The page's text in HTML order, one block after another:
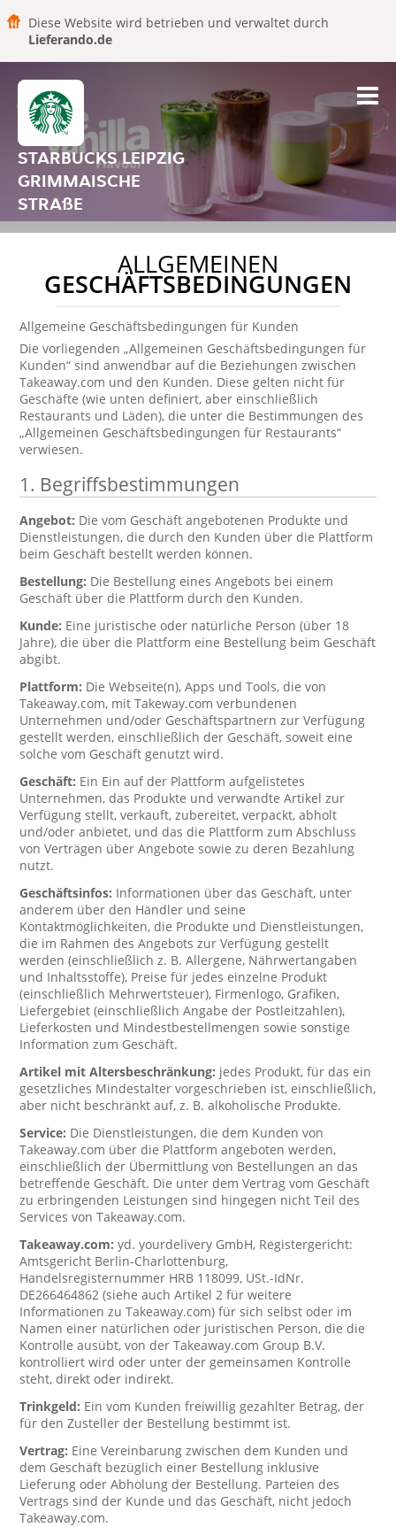
Diese Website wird betrieben und verwaltet durch
Lieferando.de
STARBUCKS LEIPZIG
GRIMMAISCHE
STRAßE
ALLGEMEINEN
GESCHÄFTSBEDINGUNGEN
Allgemeine Geschäftsbedingungen für Kunden
Die vorliegenden „Allgemeinen Geschäftsbedingungen für
Kunden“ sind anwendbar auf die Beziehungen zwischen
Takeaway.com und den Kunden. Diese gelten nicht für
Geschäfte (wie unten definiert, aber einschließlich
Restaurants und Läden), die unter die Bestimmungen des
„Allgemeinen Geschäftsbedingungen für Restaurants“
verwiesen.
1. Begriffsbestimmungen
Angebot: Die vom Geschäft angebotenen Produkte und
Dienstleistungen, die durch den Kunden über die Plattform
beim Geschäft bestellt werden können.
Bestellung: Die Bestellung eines Angebots bei einem
Geschäft über die Plattform durch den Kunden.
Kunde: Eine juristische oder natürliche Person (über 18
Jahre), die über die Plattform eine Bestellung beim Geschäft
abgibt.
Plattform: Die Webseite(n), Apps und Tools, die von
Takeaway.com, mit Takeway.com verbundenen
Unternehmen und/oder Geschäftspartnern zur Verfügung
gestellt werden, einschließlich der Geschäft, soweit eine
solche vom Geschäft genutzt wird.
Geschäft: Ein Ein auf der Plattform aufgelistetes
Unternehmen, das Produkte und verwandte Artikel zur
Verfügung stellt, verkauft, zubereitet, verpackt, abholt
und/oder anbietet, und das die Plattform zum Abschluss
von Verträgen über Angebote sowie zu deren Bezahlung
nutzt.
Geschäftsinfos: Informationen über das Geschäft, unter
anderem über den Händler und seine
Kontaktmöglichkeiten, die Produkte und Dienstleistungen,
die im Rahmen des Angebots zur Verfügung gestellt
werden (einschließlich z. B. Allergene, Nährwertangaben
und Inhaltsstoffe), Preise für jedes einzelne Produkt
(einschließlich Mehrwertsteuer), Firmenlogo, Grafiken,
Liefergebiet (einschließlich Angabe der Postleitzahlen),
Lieferkosten und Mindestbestellmengen sowie sonstige
Information zum Geschäft.
Artikel mit Altersbeschränkung: jedes Produkt, für das ein
gesetzliches Mindestalter vorgeschrieben ist, einschließlich,
aber nicht beschränkt auf, z. B. alkoholische Produkte.
Service: Die Dienstleistungen, die dem Kunden von
Takeaway.com über die Plattform angeboten werden,
einschließlich der Übermittlung von Bestellungen an das
betreffende Geschäft. Die unter dem Vertrag vom Geschäft
zu erbringenden Leistungen sind hingegen nicht Teil des
Services von Takeaway.com.
Takeaway.com:yd. yourdelivery GmbH, Registergericht:
Amtsgericht Berlin-Charlottenburg,
Handelsregisternummer HRB 118099, USt.-IdNr.
DE266464862 (siehe auch Artikel 2 für weitere
Informationen zu Takeaway.com) für sich selbst oder im
Namen einer natürlichen oder juristischen Person, die die
Kontrolle ausübt, von der Takeaway.com Group B.V.
kontrolliert wird oder unter der gemeinsamen Kontrolle
steht, direkt oder indirekt.
Trinkgeld: Ein vom Kunden freiwillig gezahlter Betrag, der
für den Zusteller der Bestellung bestimmt ist.
Vertrag: Eine Vereinbarung zwischen dem Kunden und
dem Geschäft bezüglich einer Bestellung inklusive
Lieferung oder Abholung der Bestellung. Parteien des
Vertrags sind der Kunde und das Geschäft, nicht jedoch
Takeaway.com.